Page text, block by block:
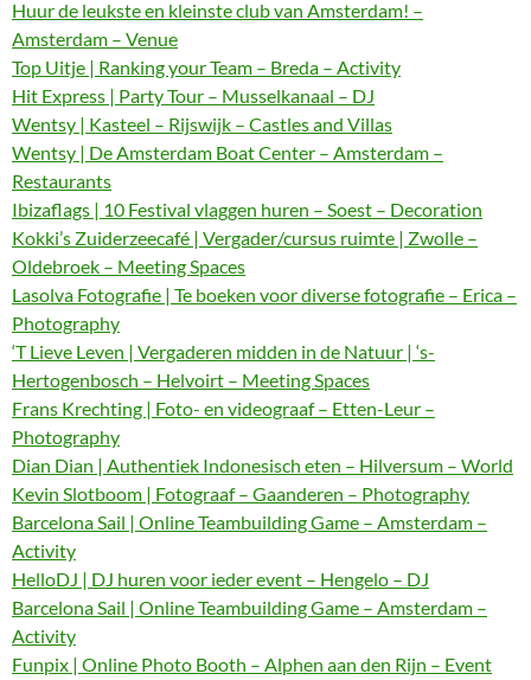
Huur de leukste en kleinste club van Amsterdam! –
Amsterdam – Venue
Top Uitje | Ranking your Team – Breda – Activity
Hit Express | Party Tour – Musselkanaal – DJ
Wentsy | Kasteel – Rijswijk – Castles and Villas
Wentsy | De Amsterdam Boat Center – Amsterdam –
Restaurants
Ibizaflags | 10 Festival vlaggen huren – Soest – Decoration
Kokki’s Zuiderzeecafé | Vergader/cursus ruimte | Zwolle –
Oldebroek – Meeting Spaces
Lasolva Fotografie | Te boeken voor diverse fotografie – Erica –
Photography
‘T Lieve Leven | Vergaderen midden in de Natuur | ‘s-
Hertogenbosch – Helvoirt – Meeting Spaces
Frans Krechting | Foto- en videograaf – Etten-Leur –
Photography
Dian Dian | Authentiek Indonesisch eten – Hilversum – World
Kevin Slotboom | Fotograaf – Gaanderen – Photography
Barcelona Sail | Online Teambuilding Game – Amsterdam –
Activity
HelloDJ | DJ huren voor ieder event – Hengelo – DJ
Barcelona Sail | Online Teambuilding Game – Amsterdam –
Activity
Funpix | Online Photo Booth – Alphen aan den Rijn – Event